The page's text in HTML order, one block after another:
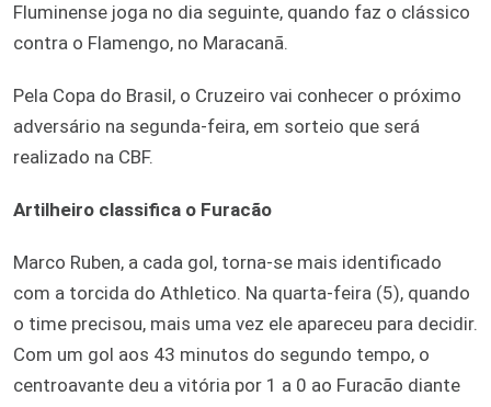
Fluminense joga no dia seguinte, quando faz o clássico
contra o Flamengo, no Maracanã.
Pela Copa do Brasil, o Cruzeiro vai conhecer o próximo
adversário na segunda-feira, em sorteio que será
realizado na CBF.
Artilheiro classifica o Furacão
Marco Ruben, a cada gol, torna-se mais identificado
com a torcida do Athletico. Na quarta-feira (5), quando
o time precisou, mais uma vez ele apareceu para decidir.
Com um gol aos 43 minutos do segundo tempo, o
centroavante deu a vitória por 1 a 0 ao Furacão diante